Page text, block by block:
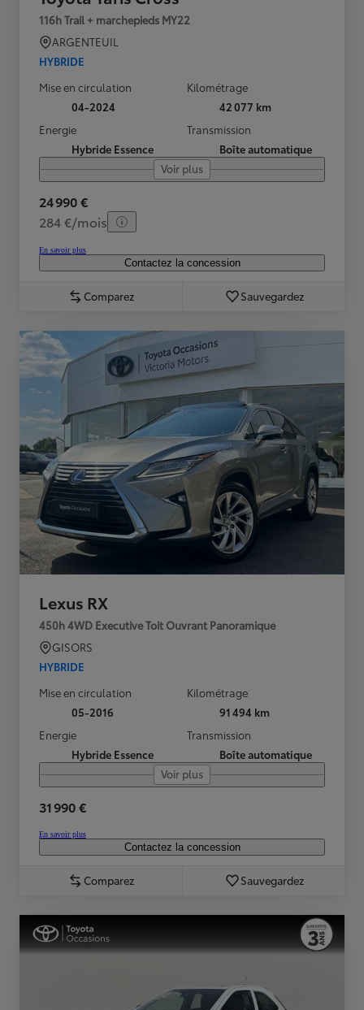
116h Trail + marchepieds MY22
ARGENTEUIL
HYBRIDE
Mise en circulation
04-2024
Kilométrage
42 077 km
Energie
Hybride Essence
Transmission
Boîte automatique
Voir plus
24 990 €
284 €/mois
En savoir plus
Contactez la concession
Comparez Sauvegardez
Lexus RX
450h 4WD Executive Toit Ouvrant Panoramique
GISORS
HYBRIDE
Mise en circulation
05-2016
Kilométrage
91 494 km
Energie
Hybride Essence
Transmission
Boîte automatique
Voir plus
31 990 €
En savoir plus
Contactez la concession
Comparez Sauvegardez